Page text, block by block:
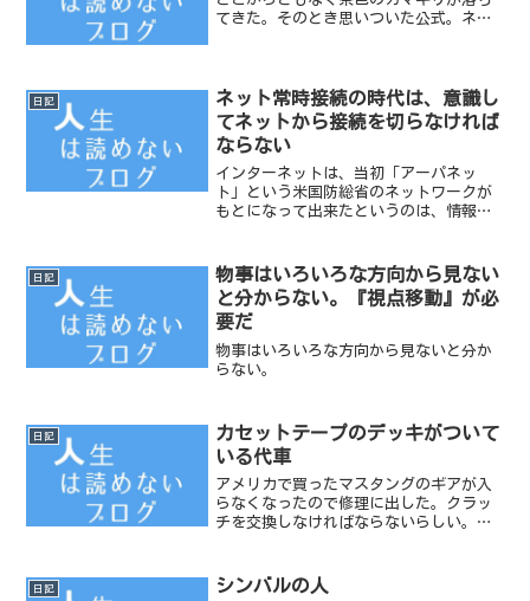
てきた。そのとき思いついた公式。ネッ
日記
ネット常時接続の時代は、意識し
てネットから接続を切らなければ
ならない
インターネットは、当初「アーパネッ
ト」という米国防総省のネットワークが
もとになって出来たというのは、情報処
為に」だと思います。【写真／2012年4月
13日 ARPANE...
日記
物事はいろいろな方向から見ない
と分からない。『視点移動』が必
要だ
物事はいろいろな方向から見ないと分か
らない。
日記
カセットテープのデッキがついて
いる代車
アメリカで買ったマスタングのギアが入
らなくなったので修理に出した。クラッ
チを交換しなければならないらしい。ク
セットテープのデッキがついている。
日記 シンバルの人